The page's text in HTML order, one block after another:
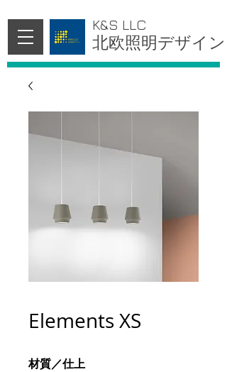
北欧照明デザイン
K&S LLC
Elements XS
材質／仕上